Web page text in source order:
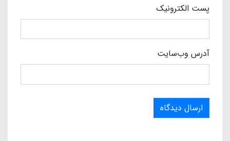
پست الکترونیک
آدرس وب‌سایت
ارسال دیدگاه